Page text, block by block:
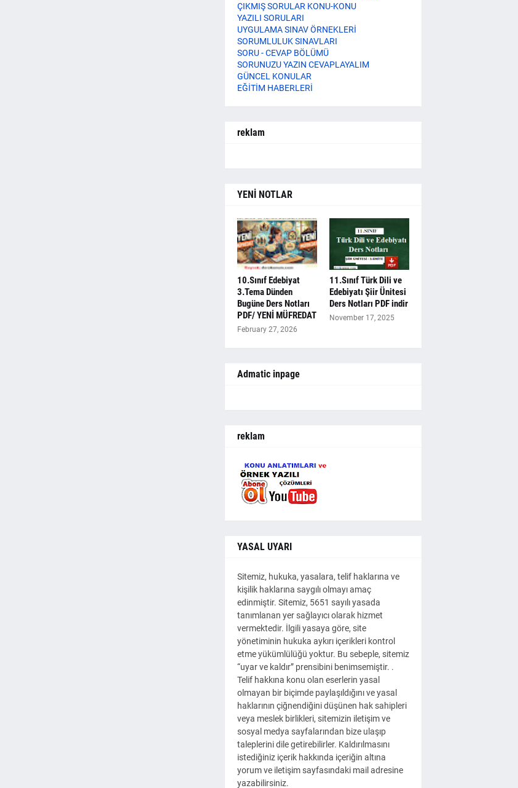
ÇIKMIŞ SORULAR KONU-KONU
YAZILI SORULARI
UYGULAMA SINAV ÖRNEKLERİ
SORUMLULUK SINAVLARI
SORU - CEVAP BÖLÜMÜ
SORUNUZU YAZIN CEVAPLAYALIM
GÜNCEL KONULAR
EĞİTİM HABERLERİ
reklam
YENİ NOTLAR
10.Sınıf Edebiyat
3.Tema Dünden
Bugüne Ders Notları
PDF/ YENİ MÜFREDAT
February 27, 2026
11.Sınıf Türk Dili ve
Edebiyatı Şiir Ünitesi
Ders Notları PDF indir
November 17, 2025
Admatic inpage
reklam
YASAL UYARI
Sitemiz, hukuka, yasalara, telif haklarına ve
kişilik haklarına saygılı olmayı amaç
edinmiştir. Sitemiz, 5651 sayılı yasada
tanımlanan yer sağlayıcı olarak hizmet
vermektedir. İlgili yasaya göre, site
yönetiminin hukuka aykırı içerikleri kontrol
etme yükümlülüğü yoktur. Bu sebeple, sitemiz
“uyar ve kaldır” prensibini benimsemiştir. .
Telif hakkına konu olan eserlerin yasal
olmayan bir biçimde paylaşıldığını ve yasal
haklarının çiğnendiğini düşünen hak sahipleri
veya meslek birlikleri, sitemizin iletişim ve
sosyal medya sayfalarından bize ulaşıp
taleplerini dile getirebilirler. Kaldırılmasını
istediğiniz içerik hakkında içeriğin altına
yorum ve iletişim sayfasındaki mail adresine
yazabilirsiniz.